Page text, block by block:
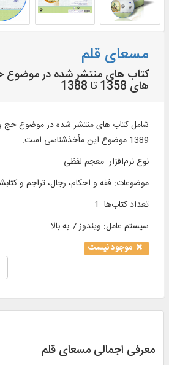
مسعای قلم
کتاب های منتشر شده در موضوع
های 1358 تا 1388
1389 موضوع این مأخذشناسی است.
نوع نرم‌افزار:معجم لفظی
موضوعات: فقه و احکام، رجال، تراجم و
تعداد کتاب‌ها:
1
سیستم عامل: ویندوز 7 به بالا
موجود نیست
معرفی اجمالی مسعای قلم